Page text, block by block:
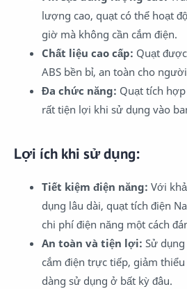
lượng cao, quạt có thể hoạt
giờ mà không cần cắm điện.
Chất liệu cao cấp: Quạt
ABS bền bỉ, an toàn cho
Đa chức năng: Quạt tích hợp
rất tiện lợi khi sử dụng vào
Lợi ích khi sử dụng:
Tiết kiệm điện năng: Với
dụng lâu dài, quạt tích điện
chi phí điện năng một cách
An toàn và tiện lợi: Sử
cắm điện trực tiếp, giảm
dàng sử dụng ở bất kỳ đâu.